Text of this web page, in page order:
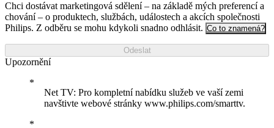
Chci dostávat marketingová sdělení – na základě mých preferencí a
chování – o produktech, službách, událostech a akcích společnosti
Philips. Z odběru se mohu kdykoli snadno odhlásit. Co to znamená?
Odeslat
Upozornění
Net TV: Pro kompletní nabídku služeb ve vaší zemi
navštivte webové stránky www.philips.com/smarttv.